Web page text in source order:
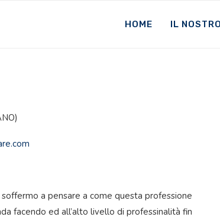
HOME IL
a pensare a come questa professione
facendo ed all’alto livello di professinalità fin